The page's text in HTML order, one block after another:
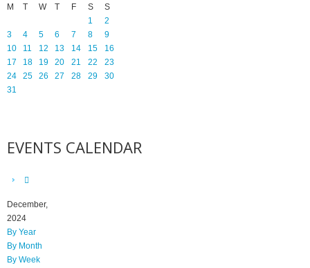
M T W T F S
S
1
2
3
4 5 6 7 8
9
10
11 12 13 14 15
16
17
18 19 20 21 22
23
24
25 26 27 28 29
30
31
EVENTS CALENDAR
December,
2024
By Year
By Month
By Week